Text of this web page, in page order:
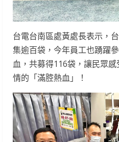
台電台南區處黃處長表示，
集逾百袋，今年員工也踴躍
血，共募得116袋，讓民眾
情的「滿腔熱血」！